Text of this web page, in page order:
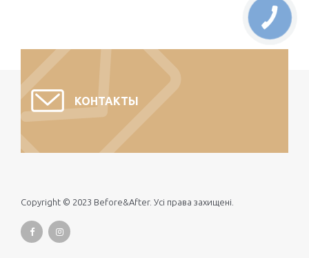
КОНТАКТЫ
Copyright © 2023 Before&After. Усі права захищені.